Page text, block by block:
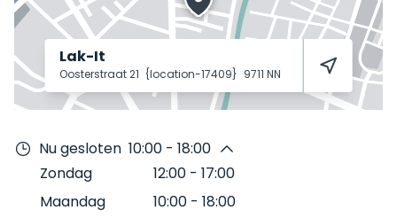
Lak-It
Oosterstraat 21 {location-17409} 9711 NN
Nu gesloten 10:00 - 18:00
Zondag
12:00 - 17:00
Maandag
10:00 - 18:00